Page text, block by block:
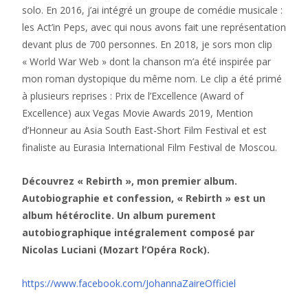
solo. En 2016, j’ai intégré un groupe de comédie musicale :
les Act’in Peps, avec qui nous avons fait une représentation
devant plus de 700 personnes. En 2018, je sors mon clip
« World War Web » dont la chanson m’a été inspirée par
mon roman dystopique du même nom. Le clip a été primé
à plusieurs reprises : Prix de l’Excellence (Award of
Excellence) aux Vegas Movie Awards 2019, Mention
d’Honneur au Asia South East-Short Film Festival et est
finaliste au Eurasia International Film Festival de Moscou.
Découvrez « Rebirth », mon premier album.
Autobiographie et confession, « Rebirth » est un
album hétéroclite. Un album purement
autobiographique intégralement composé par
Nicolas Luciani (Mozart l’Opéra Rock).
https://www.facebook.com/JohannaZaireOfficiel